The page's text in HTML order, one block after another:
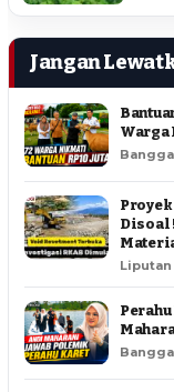
Jangan
Warga
Disoal
Liputan